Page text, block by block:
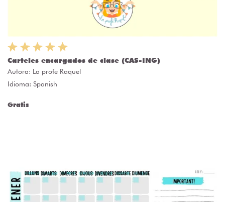
Carteles encargados de clase (CAS-ING)
Autora: La profe Raquel
Idioma: Spanish
Gratis